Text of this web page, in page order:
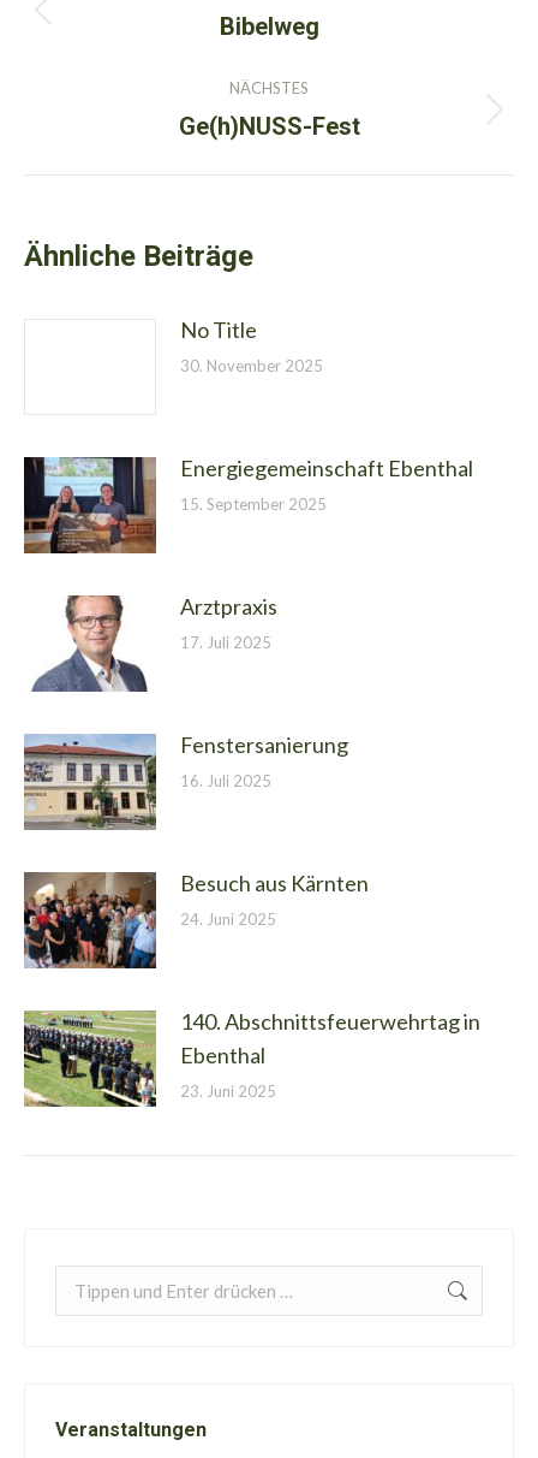
Vorheriger
Bibelweg
NÄCHSTES
Nächster
Ge(h)NUSS-Fest
Ähnliche Beiträge
No Title
30. November 2025
Energiegemeinschaft Ebenthal
15. September 2025
Arztpraxis
17. Juli 2025
Fenstersanierung
16. Juli 2025
Besuch aus Kärnten
24. Juni 2025
140. Abschnittsfeuerwehrtag in
Ebenthal
23. Juni 2025
Search:
Veranstaltungen